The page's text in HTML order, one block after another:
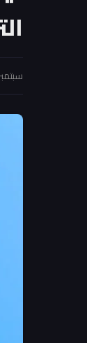
سبتمبر 20,